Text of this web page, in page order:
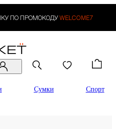
ПО ПРОМОКОДУ WELCOME7
Сумки Спорт